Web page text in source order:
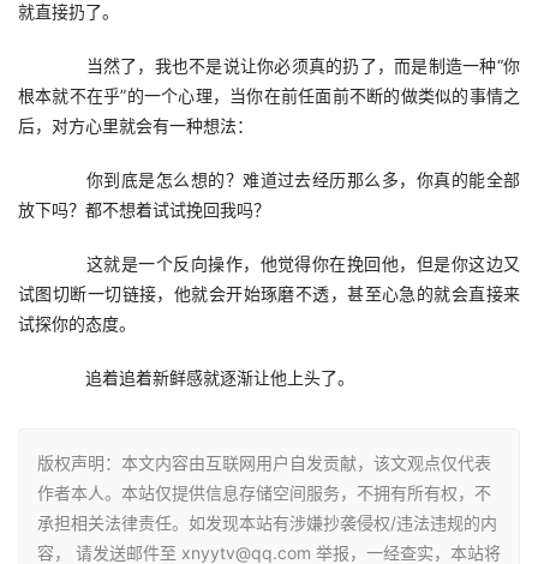
就直接扔了。
当然了，我也不是说让你必须真的扔了，而是制造一种“你
根本就不在乎”的一个心理，当你在前任面前不断的做类似的事情之
后，对方心里就会有一种想法：
你到底是怎么想的？难道过去经历那么多，你真的能全部
放下吗？都不想着试试挽回我吗？
这就是一个反向操作，他觉得你在挽回他，但是你这边又
试图切断一切链接，他就会开始琢磨不透，甚至心急的就会直接来
试探你的态度。
追着追着新鲜感就逐渐让他上头了。
版权声明：本文内容由互联网用户自发贡献，该文观点仅代表
作者本人。本站仅提供信息存储空间服务，不拥有所有权，不
承担相关法律责任。如发现本站有涉嫌抄袭侵权/违法违规的内
容， 请发送邮件至 xnyytv@qq.com 举报，一经查实，本站将